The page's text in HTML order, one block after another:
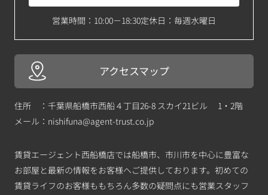
営業時間：10:00－18:30定休日：毎週水曜日
アクセスマップ
住所 ：千葉県船橋市西船４丁目26-8 スカイ21ビル 1・2階
メール： nishifuna@agent-trust.co.jp
賃貸エージェント西船橋店では船橋市、市川市を中心に豊富な
お部屋と最新の情報をお客様へご提供しております。初めての
賃貸ライフのお客様ももちろん多数の疑問点にも営業スタッフ